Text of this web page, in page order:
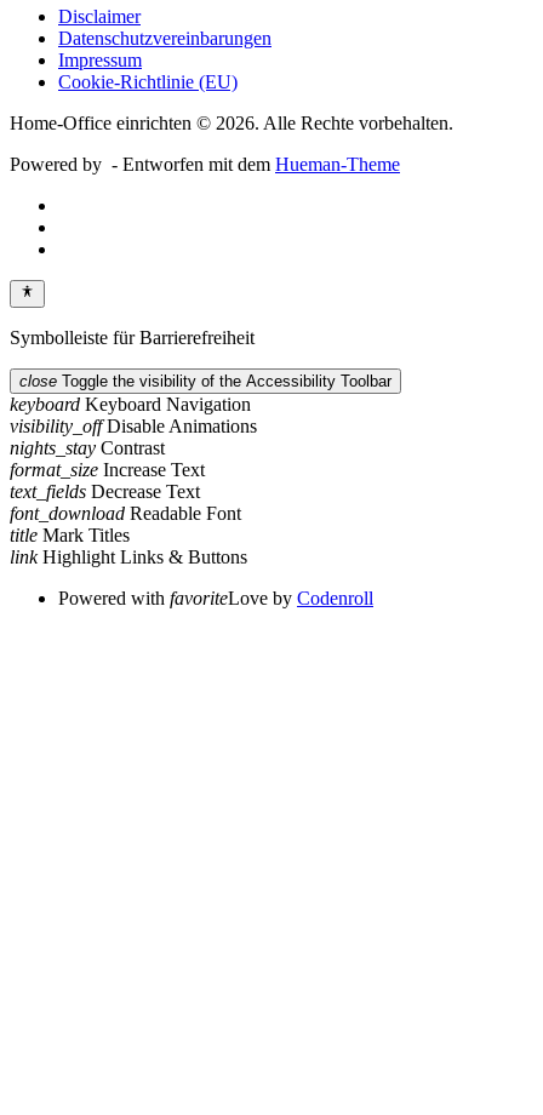
Disclaimer
Datenschutzvereinbarungen
Impressum
Cookie-Richtlinie (EU)
Home-Office einrichten © 2026. Alle Rechte vorbehalten.
Powered by - Entworfen mit dem Hueman-Theme
Symbolleiste für Barrierefreiheit
close Toggle the visibility of the Accessibility Toolbar
keyboard Keyboard Navigation
visibility_off Disable Animations
nights_stay Contrast
format_size Increase Text
text_fields Decrease Text
font_download Readable Font
title Mark Titles
link Highlight Links & Buttons
Powered with favoriteLove by Codenroll